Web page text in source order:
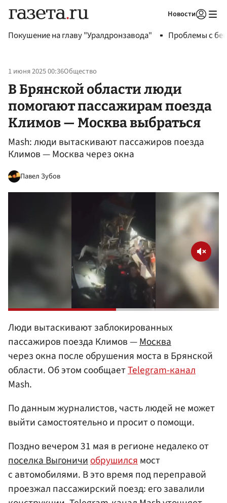
Новости
Покушение на главу "Уралдронзавода" Проблемы с
1 июня 2025 00:36Общество
В Брянской области люди
помогают пассажирам поезда
Климов — Москва выбраться
Mash: люди вытаскивают пассажиров поезда
Климов — Москва через окна
Павел Зубов
Люди вытаскивают заблокированных
пассажиров поезда Климов —Москва
через окна после обрушения моста в Брянской
области. Об этом сообщаетTelegram-канал
Mash.
По данным журналистов, часть людей не может
выйти самостоятельно и просит о помощи.
Поздно вечером 31 мая в регионе недалеко от
поселка Выгоничиобрушилсямост
с автомобилями. В это время под переправой
проезжал пассажирский поезд: его завалили